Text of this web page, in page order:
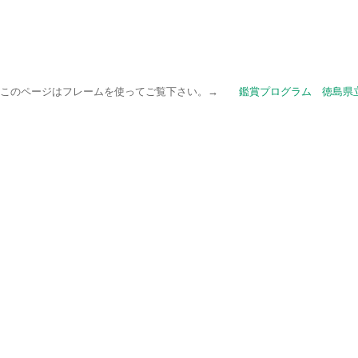
このページはフレームを使ってご覧下さい。→ 鑑賞プログラム 徳島県